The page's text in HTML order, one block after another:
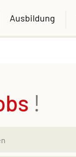
Ausbildung
!